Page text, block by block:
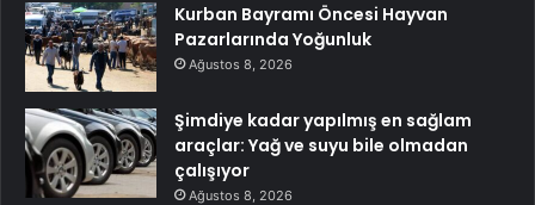
Kurban Bayramı Öncesi Hayvan
Pazarlarında Yoğunluk
Ağustos 8, 2026
Şimdiye kadar yapılmış en sağlam
araçlar: Yağ ve suyu bile olmadan
çalışıyor
Ağustos 8, 2026